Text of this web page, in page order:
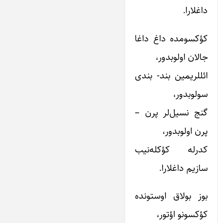
داغلارا.
کؤکسومده داغ داغا
جالان اولوبدور،
ائللریمین بند- بندی
سولوبدور،
گنج نسیل‌لر پرن –
پرن اولوبدور،
کدرله کؤکله‌نیب
سازیم داغلارا.
بوز بولاق اوستونده
کؤکسونو اؤتور،